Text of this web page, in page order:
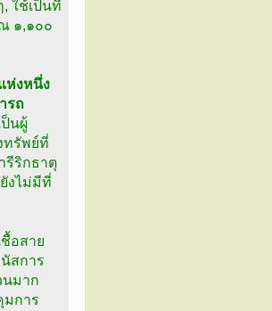
ใช้เป็นที่
๑,๑๐๐
ห่งหนึ่ง
รถ
นผู้
ทรัพย์ที่
รีริกธาตุ
งไม่มีที่
อสาย
สการ
นมาก
มการ